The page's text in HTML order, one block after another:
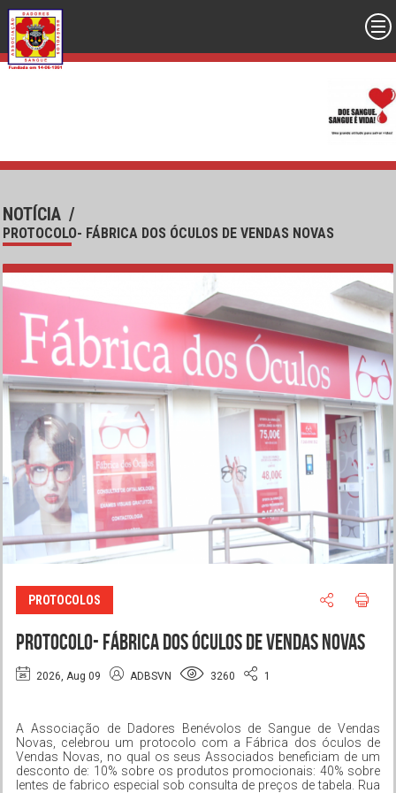
NOTÍCIA /
PROTOCOLO- FÁBRICA DOS ÓCULOS DE VENDAS NOVAS
PROTOCOLOS
PROTOCOLO- Fábrica dos Óculos de Vendas Novas
2026, Aug 09 ADBSVN 3260 1
A Associação de Dadores Benévolos de Sangue de Vendas
Novas, celebrou um protocolo com a Fábrica dos óculos de
Vendas Novas, no qual os seus Associados beneficiam de um
desconto de: 10% sobre os produtos promocionais: 40% sobre
lentes de fabrico especial sob consulta de preços de tabela. Rua